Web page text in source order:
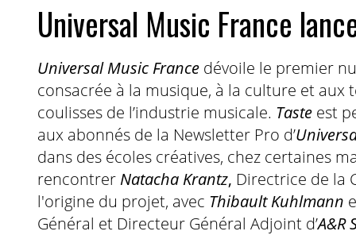
Universal Music France
Universal Music Francedévoile le premier
consacrée à la musique, à la culture et
coulisses de l’industrie musicale. Taste est
aux abonnés de la Newsletter Pro d’
dans des écoles créatives, chez certaines
rencontrer Natacha Krantz, Directrice de la
l'origine du projet, avec Thibault Kuhlmann
Général et Directeur Général Adjoint d’A&R